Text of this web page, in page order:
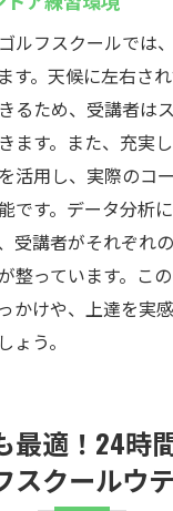
ルフスクールでは
す。天候に左右さ
るため、受講者は
ます。また、充実
活用し、実際のコ
です。データ分析
受講者がそれぞれ
整っています。この
かけや、上達を実
ょう。
最適！24時
スクールウ